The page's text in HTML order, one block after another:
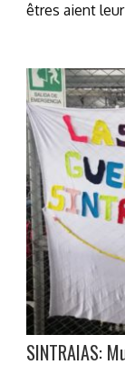
êtres aient
SINTRAIAS: